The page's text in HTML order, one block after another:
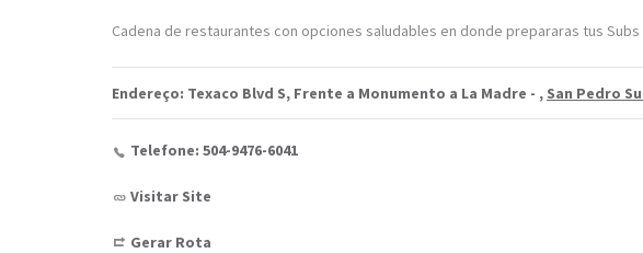
Cadena de restaurantes con opciones saludables en donde prepararas tus Subs
Endereço: Texaco Blvd S, Frente a Monumento a La Madre - , San Pedro
Telefone: 504-9476-6041
Visitar Site
Gerar Rota